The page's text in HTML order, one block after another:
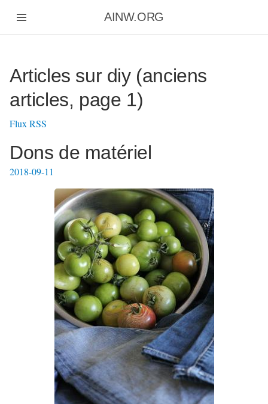
AINW.ORG
Articles sur diy (anciens
articles, page 1)
Flux RSS
Dons de matériel
2018-09-11